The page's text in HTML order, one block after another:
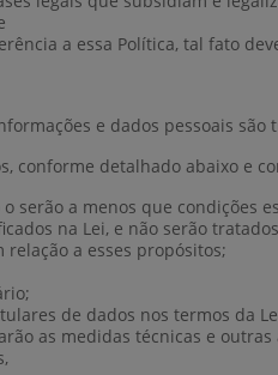
a essa Política, tal fato
e dados pessoais
conforme detalhado abaixo e
serão a menos que condições
na Lei, e não serão
relação a esses propósitos;
de dados nos termos da
as medidas técnicas e